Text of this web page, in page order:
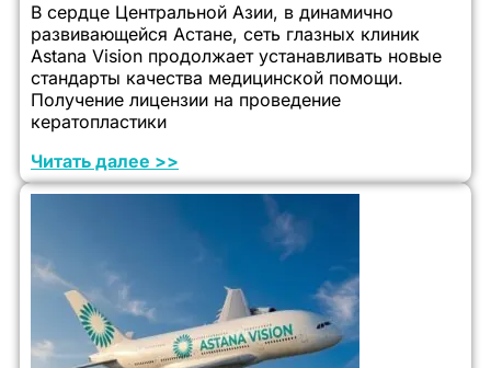
В сердце Центральной Азии, в динамично
развивающейся Астане, сеть глазных клиник
Astana Vision продолжает устанавливать новые
стандарты качества медицинской помощи.
Получение лицензии на проведение
кератопластики
Читать далее >>